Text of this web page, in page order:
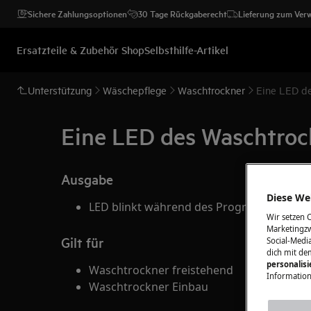
Sichere Zahlungsoptionen 30 Tage Rückgaberecht Lieferung zum
Ersatzteile & Zubehör ShopSelbsthilfe-Artikel
Unterstützung Wäschepflege Waschtrockner Eine LED
Eine LED des
Ausgabe
LED blinkt während des Programmablaufs
Gilt für
Waschtrockner freistehend
Waschtrockner Einbau
Diese
Wir setzen
Social-
dich mit